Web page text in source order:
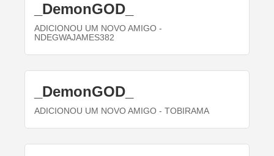
_DemonGOD_
ADICIONOU UM NOVO AMIGO -
NDEGWAJAMES382
_DemonGOD_
ADICIONOU UM NOVO AMIGO - TOBIRAMA